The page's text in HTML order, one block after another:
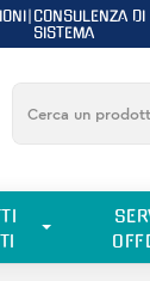
|CONSULENZA DI
SISTEMA